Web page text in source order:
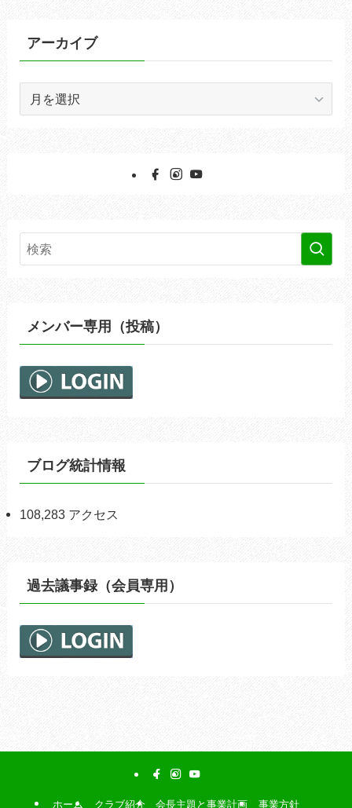
ーアーカイブ
メンバー専用（投稿）
ブログ統計情報
108,283 アクセス
過去議事録（会員専用）
ホーム クラブ紹介 会長主題と事業計画 事業方針